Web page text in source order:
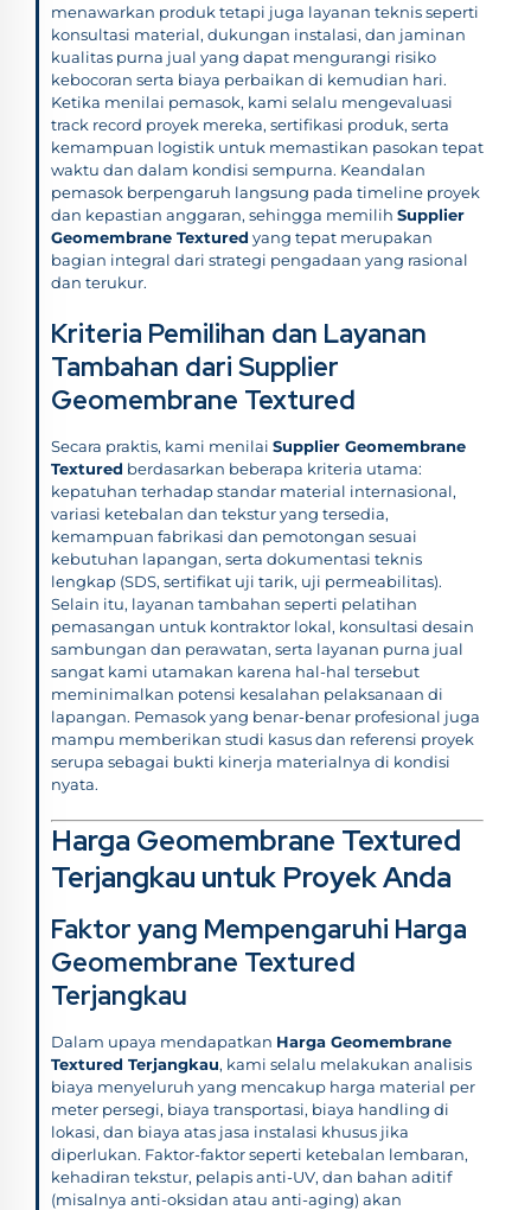
menawarkan produk tetapi juga layanan teknis seperti
konsultasi material, dukungan instalasi, dan jaminan
kualitas purna jual yang dapat mengurangi risiko
kebocoran serta biaya perbaikan di kemudian hari.
Ketika menilai pemasok, kami selalu mengevaluasi
track record proyek mereka, sertifikasi produk, serta
kemampuan logistik untuk memastikan pasokan tepat
waktu dan dalam kondisi sempurna. Keandalan
pemasok berpengaruh langsung pada timeline proyek
dan kepastian anggaran, sehingga memilih Supplier
Geomembrane Textured yang tepat merupakan
bagian integral dari strategi pengadaan yang rasional
dan terukur.
Kriteria Pemilihan dan Layanan
Tambahan dari Supplier
Geomembrane Textured
Secara praktis, kami menilai Supplier Geomembrane
Textured berdasarkan beberapa kriteria utama:
kepatuhan terhadap standar material internasional,
variasi ketebalan dan tekstur yang tersedia,
kemampuan fabrikasi dan pemotongan sesuai
kebutuhan lapangan, serta dokumentasi teknis
lengkap (SDS, sertifikat uji tarik, uji permeabilitas).
Selain itu, layanan tambahan seperti pelatihan
pemasangan untuk kontraktor lokal, konsultasi desain
sambungan dan perawatan, serta layanan purna jual
sangat kami utamakan karena hal-hal tersebut
meminimalkan potensi kesalahan pelaksanaan di
lapangan. Pemasok yang benar-benar profesional juga
mampu memberikan studi kasus dan referensi proyek
serupa sebagai bukti kinerja materialnya di kondisi
nyata.
Harga Geomembrane Textured
Terjangkau untuk Proyek Anda
Faktor yang Mempengaruhi Harga
Geomembrane Textured
Terjangkau
Dalam upaya mendapatkan Harga Geomembrane
Textured Terjangkau, kami selalu melakukan analisis
biaya menyeluruh yang mencakup harga material per
meter persegi, biaya transportasi, biaya handling di
lokasi, dan biaya atas jasa instalasi khusus jika
diperlukan. Faktor-faktor seperti ketebalan lembaran,
kehadiran tekstur, pelapis anti-UV, dan bahan aditif
(misalnya anti-oksidan atau anti-aging) akan